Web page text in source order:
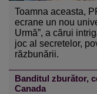
Toamna aceasta,
ecrane un nou
Urmă”, a cărui
joc al secretelor,
răzbunării.
Banditul zburător,
Canada